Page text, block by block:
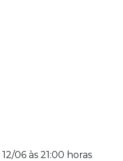
12/06 às 21:00 horas